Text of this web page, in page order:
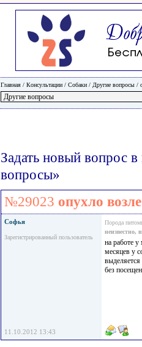
Главная / Консультации / Собаки / Другие вопросы /
Задать новый вопрос
вопросы»
№29023 опухло
Софья
Зарегистрированный пользователь
Порода
неизвестно,
на работе
месяцев у
без
11.10.2012 13:43